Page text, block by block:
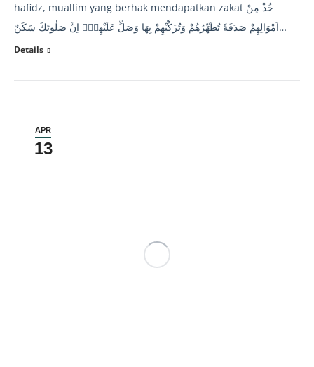
hafidz, muallim yang berhak mendapatkan zakat خُذْ مِنْ
اَمْوَالِهِمْ صَدَقَةً تُطَهِّرُهُمْ وَتُزَكِّيْهِمْ بِهَا وَصَلِّ عَلَيْهِمْۗ اِنَّ صَلٰوتَكَ سَكَنٌ…
Details
APR
13